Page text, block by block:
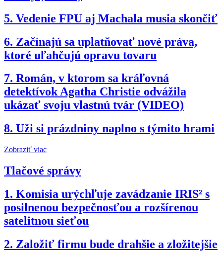
5. Vedenie FPU aj Machala musia skončiť
6. Začínajú sa uplatňovať nové práva,
ktoré uľahčujú opravu tovaru
7. Román, v ktorom sa kráľovná
detektívok Agatha Christie odvážila
ukázať svoju vlastnú tvár (VIDEO)
8. Uži si prázdniny naplno s týmito hrami
Zobraziť viac
Tlačové správy
1. Komisia urýchľuje zavádzanie IRIS² s
posilnenou bezpečnosťou a rozšírenou
satelitnou sieťou
2. Založiť firmu bude drahšie a zložitejšie